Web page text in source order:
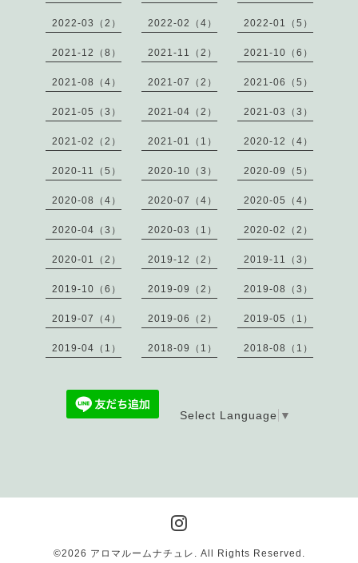
2022-03（2） 2022-02（4） 2022-01（5）
2021-12（8） 2021-11（2） 2021-10（6）
2021-08（4） 2021-07（2） 2021-06（5）
2021-05（3） 2021-04（2） 2021-03（3）
2021-02（2） 2021-01（1） 2020-12（4）
2020-11（5） 2020-10（3） 2020-09（5）
2020-08（4） 2020-07（4） 2020-05（4）
2020-04（3） 2020-03（1） 2020-02（2）
2020-01（2） 2019-12（2） 2019-11（3）
2019-10（6） 2019-09（2） 2019-08（3）
2019-07（4） 2019-06（2） 2019-05（1）
2019-04（1） 2018-09（1） 2018-08（1）
Select Language ▼
©2026 アロマルームナチュレ . All Rights Reserved.